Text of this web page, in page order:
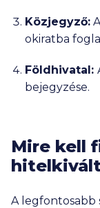
Közjegyző:
okiratba
Földhivatal:
bejegyzése.
Mire kell
A legfontosabb